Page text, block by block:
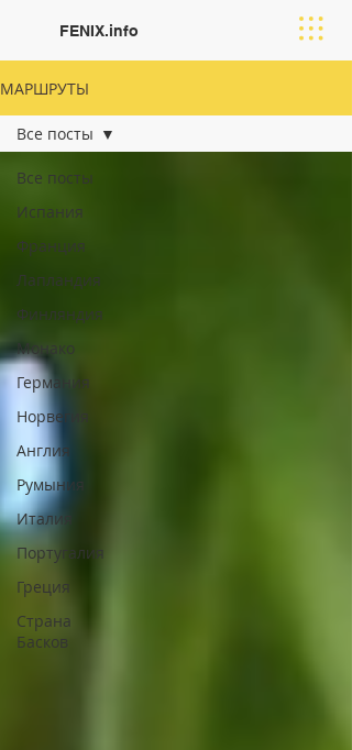
FENIX.info
МАРШРУТЫ
Все посты
Испания
Франция
Лапландия
Финляндия
Moнако
Германия
Норвегия
Англия
Румыния
Италия
Португалия
Греция
Страна
Басков
Все посты